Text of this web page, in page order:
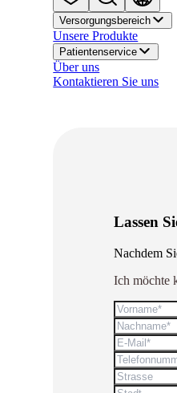
Versorgungsbereich
Unsere Produkte
Patientenservice
Über uns
Kontaktieren Sie uns
Lassen
Nachdem
Ich möchte